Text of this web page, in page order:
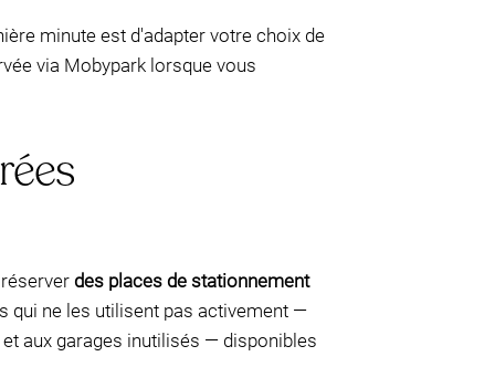
minute est d'adapter votre choix de
via Mobypark lorsque vous
des places de stationnement
qui ne les utilisent pas activement —
aux garages inutilisés — disponibles